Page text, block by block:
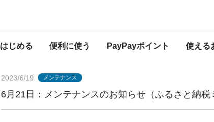
はじめる 便利に使う PayPayポイント 使える
2023/6/19 メンテナンス
6月21日：メンテナンスのお知らせ（ふるさと納税